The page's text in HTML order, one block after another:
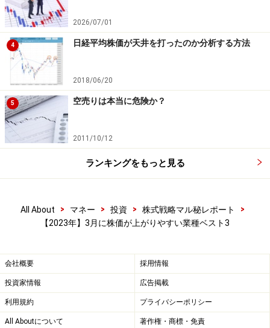
平均利益（円）：14,177円 平均利益（率）：
7.09％
平均損失（円）：－9,566円 平均損失（率）：－
4.78％
合計損益（円）：1,602,579円 合計損益（率）：
801.31％
合計利益（円）：2,339,124円 合計利益（率）：
平均保持日数：28.34日
■3位：鉄道・バス（8銘柄）
2026/07/01
4 日経平均株価が天井を打ったのか分析する方法
2018/06/20
5 空売りは本当に危険か？
2011/10/12
ランキングをもっと見る
All About > マネー > 投資 > 株式戦略マル秘レポート
>
【2023年】3月に株価が上がりやすい業種ベスト3
会社概要 採用情報
投資家情報 広告掲載
利用規約 プライバシーポリシー
All Aboutについて 著作権・商標・免責